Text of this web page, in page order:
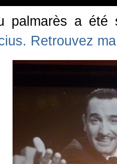
palmarès a
Retrouvez